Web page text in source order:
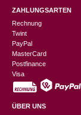
ZAHLUNGSARTEN
Rechnung
Twint
PayPal
MasterCard
Postfinance
Visa
ÜBER UNS